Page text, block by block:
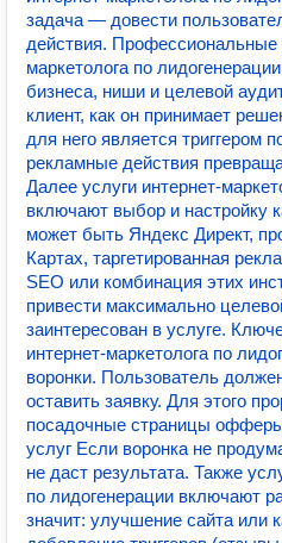
задача — довести
действия. Профессиональные
маркетолога по
бизнеса, ниши и целевой
клиент, как он принимает
для него является триггером
рекламные действия
Далее услуги интернет-
включают выбор и настройку
может быть Яндекс Директ,
Картах, таргетированная
SEO или комбинация этих
привести максимально
заинтересован в услуге.
интернет-маркетолога по
воронки. Пользователь
оставить заявку. Для этого
посадочные страницы
услуг Если воронка не
не даст результата. Также
по лидогенерации включают
значит: улучшение сайта или